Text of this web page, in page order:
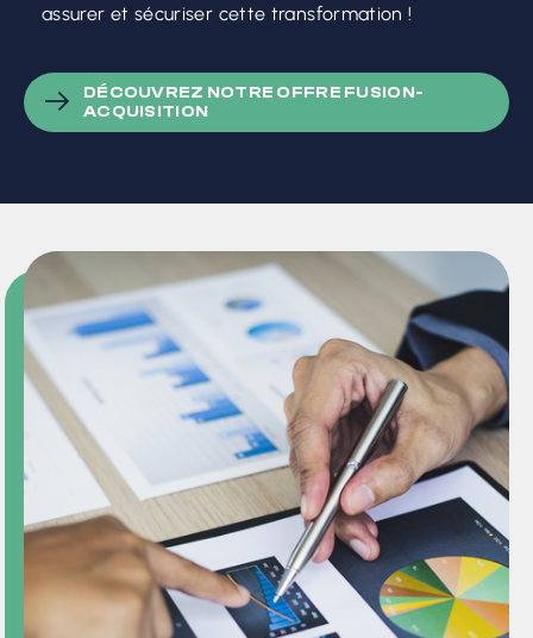
assurer et sécuriser cette transformation !
DÉCOUVREZ NOTRE OFFRE FUSION-
ACQUISITION